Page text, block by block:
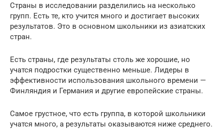
Страны в исследовании разделились на несколько
групп. Есть те, кто учится много и достигает высоких
результатов. Это в основном школьники из азиатских
стран.
Есть страны, где результаты столь же хорошие, но
учатся подростки существенно меньше. Лидеры в
эффективности использования школьного времени —
Финляндия и Германия и другие европейские страны.
Самое грустное, что есть группа, в которой школьники
учатся много, а результаты оказываются ниже среднего.